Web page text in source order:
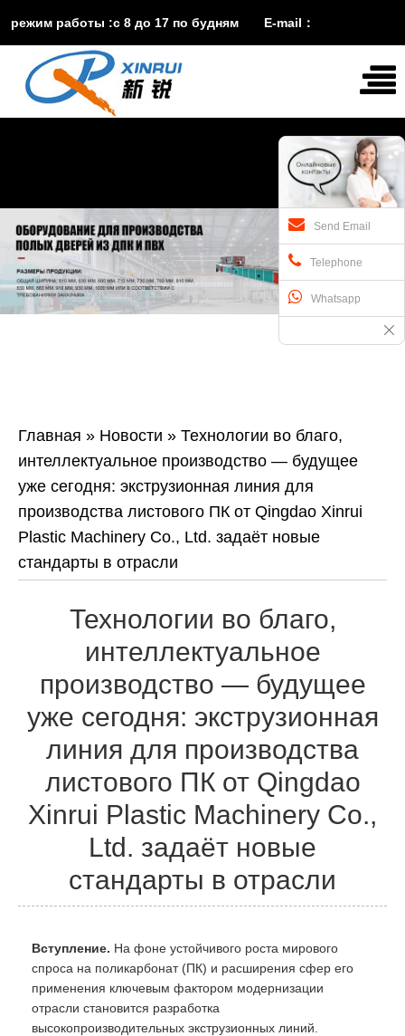
режим работы :с 8 до 17 по будням E-mail：
vira@xinruisuji.comWhatsApp： 
Главная » Новости » Технологии во благо,
интеллектуальное производство — будущее
уже сегодня: экструзионная линия для
производства листового ПК от Qingdao Xinrui
Plastic Machinery Co., Ltd. задаёт новые
стандарты в отрасли
Технологии во благо,
интеллектуальное
производство — будущее
уже сегодня: экструзионная
линия для производства
листового ПК от Qingdao
Xinrui Plastic Machinery Co.,
Ltd. задаёт новые
стандарты в отрасли
Вступление. На фоне устойчивого роста мирового
спроса на поликарбонат (ПК) и расширения сфер его
применения ключевым фактором модернизации
отрасли становится разработка
высокопроизводительных экструзионных линий.
Send Email
Telephone
Whatsapp